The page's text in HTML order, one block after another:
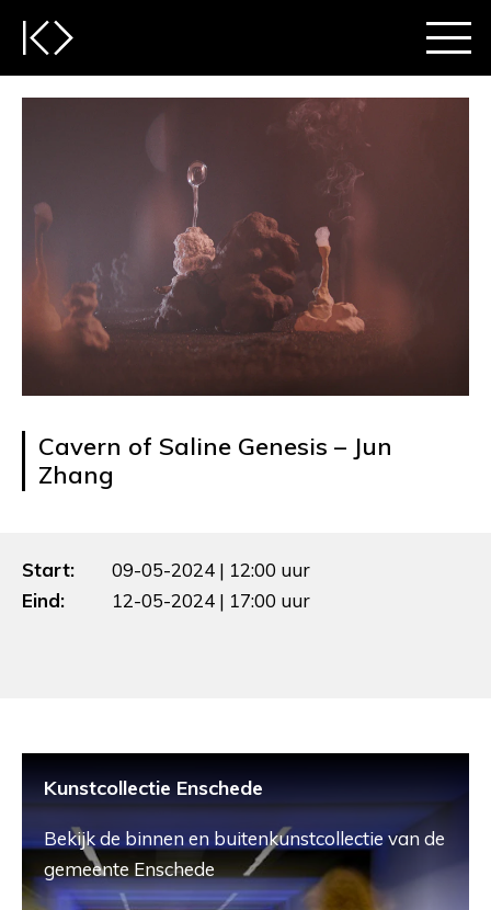
Cavern of Saline Genesis – Jun
Zhang
Start:
09-05-2024 | 12:00 uur
Eind:
12-05-2024 | 17:00 uur
Kunstcollectie Enschede
Bekijk de binnen en buitenkunstcollectie van de
gemeente Enschede